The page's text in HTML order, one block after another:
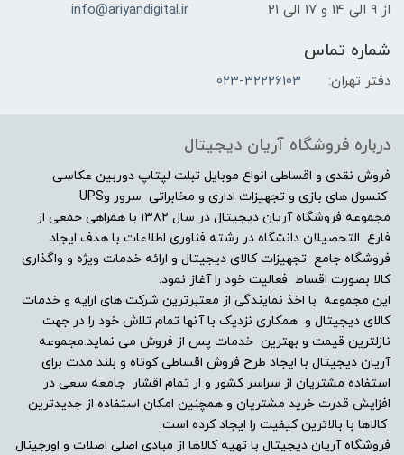
اندازه صفحه نمایش
17.3 اینچ
نوع صفحه نمایش
IPS level panel
دقت صفحه نمایش
۱۰۸۰ × ۱۹۲۰ پیکسل - Full HD
از 9 الی 14 و 17 الی 21 info@ariyandigital.ir
شماره تماس
دفتر تهران: 023-32226103
درباره فروشگاه آریان دیجیتال
فروش نقدی و اقساطی انواع موبایل تبلت لپتاپ دوربین عکاسی
کنسول های بازی و تجهیزات اداری و مخابراتی سرور وUPS
مجموعه فروشگاه آریان دیجیتال در سال ۱۳۸۲ با همراهی جمعی از
فارغ التحصیلان دانشگاه در رشته فناوری اطلاعات با هدف ایجاد
فروشگاه جامع تجهیزات کالای دیجیتال و ارائه خدمات ویژه و واگذاری
کالا بصورت اقساط فعالیت خود را آغاز نمود.
این مجموعه با اخذ نمایندگی از معتبرترین شرکت های ارایه و خدمات
کالای دیجیتال و همکاری نزدیک با آنها تمام تلاش خود را در جهت
نازلترین قیمت و بهترین خدمات پس از فروش می نماید.مجموعه
آریان دیجیتال با ایجاد طرح فروش اقساطی کوتاه و بلند مدت برای
استفاده مشتریان از سراسر کشور و ار تمام اقشار جامعه سعی در
افزایش قدرت خرید مشتریان و همچنین امکان استفاده از جدیدترین
کالاها با بالاترین کیفیت را ایجاد کرده است.
فروشگاه آریان دیجیتال با تهیه کالاها از مبادی اصلی اصلات و اورجینال